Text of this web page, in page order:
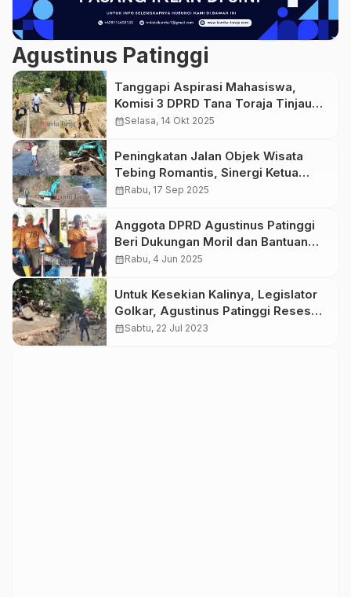
Agustinus Patinggi
Tanggapi Aspirasi Mahasiswa,
Komisi 3 DPRD Tana Toraja Tinjau
Jalan Poros Simbuang-Mappak
calendar_monthSelasa, 14 Okt 2025
Peningkatan Jalan Objek Wisata
Tebing Romantis, Sinergi Ketua
Komisi 3 DPRD, BPBD dan PUTR
calendar_monthRabu, 17 Sep 2025
Anggota DPRD Agustinus Patinggi
Beri Dukungan Moril dan Bantuan
Sembako untuk Korban Tanah
calendar_monthRabu, 4 Jun 2025
Untuk Kesekian Kalinya, Legislator
Golkar, Agustinus Patinggi Reses
dengan Cara Perbaiki Jalan
calendar_monthSabtu, 22 Jul 2023